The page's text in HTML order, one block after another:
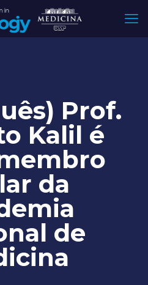
Prof.
Kalil é
da
de